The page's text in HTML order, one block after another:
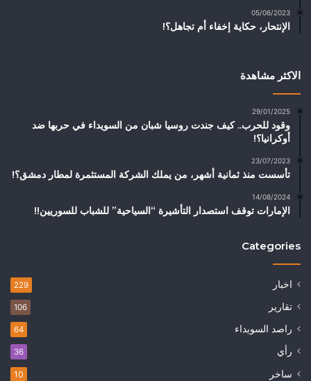
05/06/2023
الإنتحار، حكاية إخفاء أم تجاهل؟!
الاكثر مشاهدة
29/01/2025
وقود للحرب.. كيف جندت روسيا شبان من السويداء في حربها ضد
أوكرانيا؟!
23/07/2023
تأسست منذ ثمانية أشهر، من يملك الشركة المستثمرة لمطار دمشق؟!
14/08/2024
الإمارات توقف استصدار التأشيرة “السياحية” للشباب للسوريين!!
Categories
اخبار 229
تقارير 106
راصد السويداء 64
رأي 36
ساخر 10